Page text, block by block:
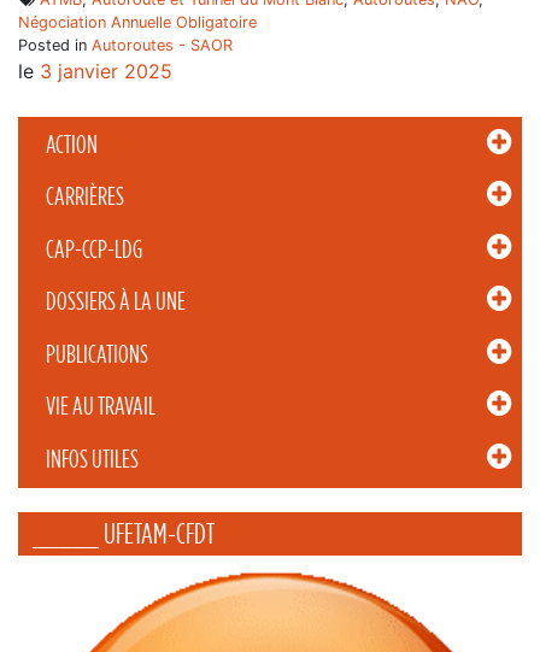
ACTION
CARRIÈRES
CAP-CCP-LDG
DOSSIERS À LA UNE
PUBLICATIONS
VIE AU TRAVAIL
INFOS UTILES
_____ UFETAM-CFDT
Négociation Annuelle Obligatoire
Posted in Autoroutes - SAOR
le 3 janvier 2025